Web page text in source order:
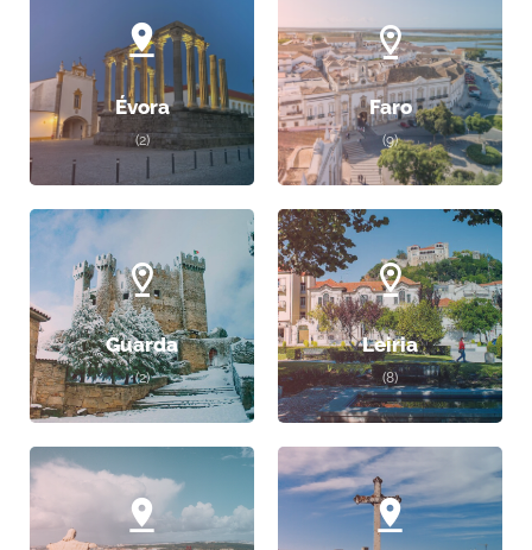
Évora
(2)
Faro
(9)
Guarda
(2)
Leiria
(8)